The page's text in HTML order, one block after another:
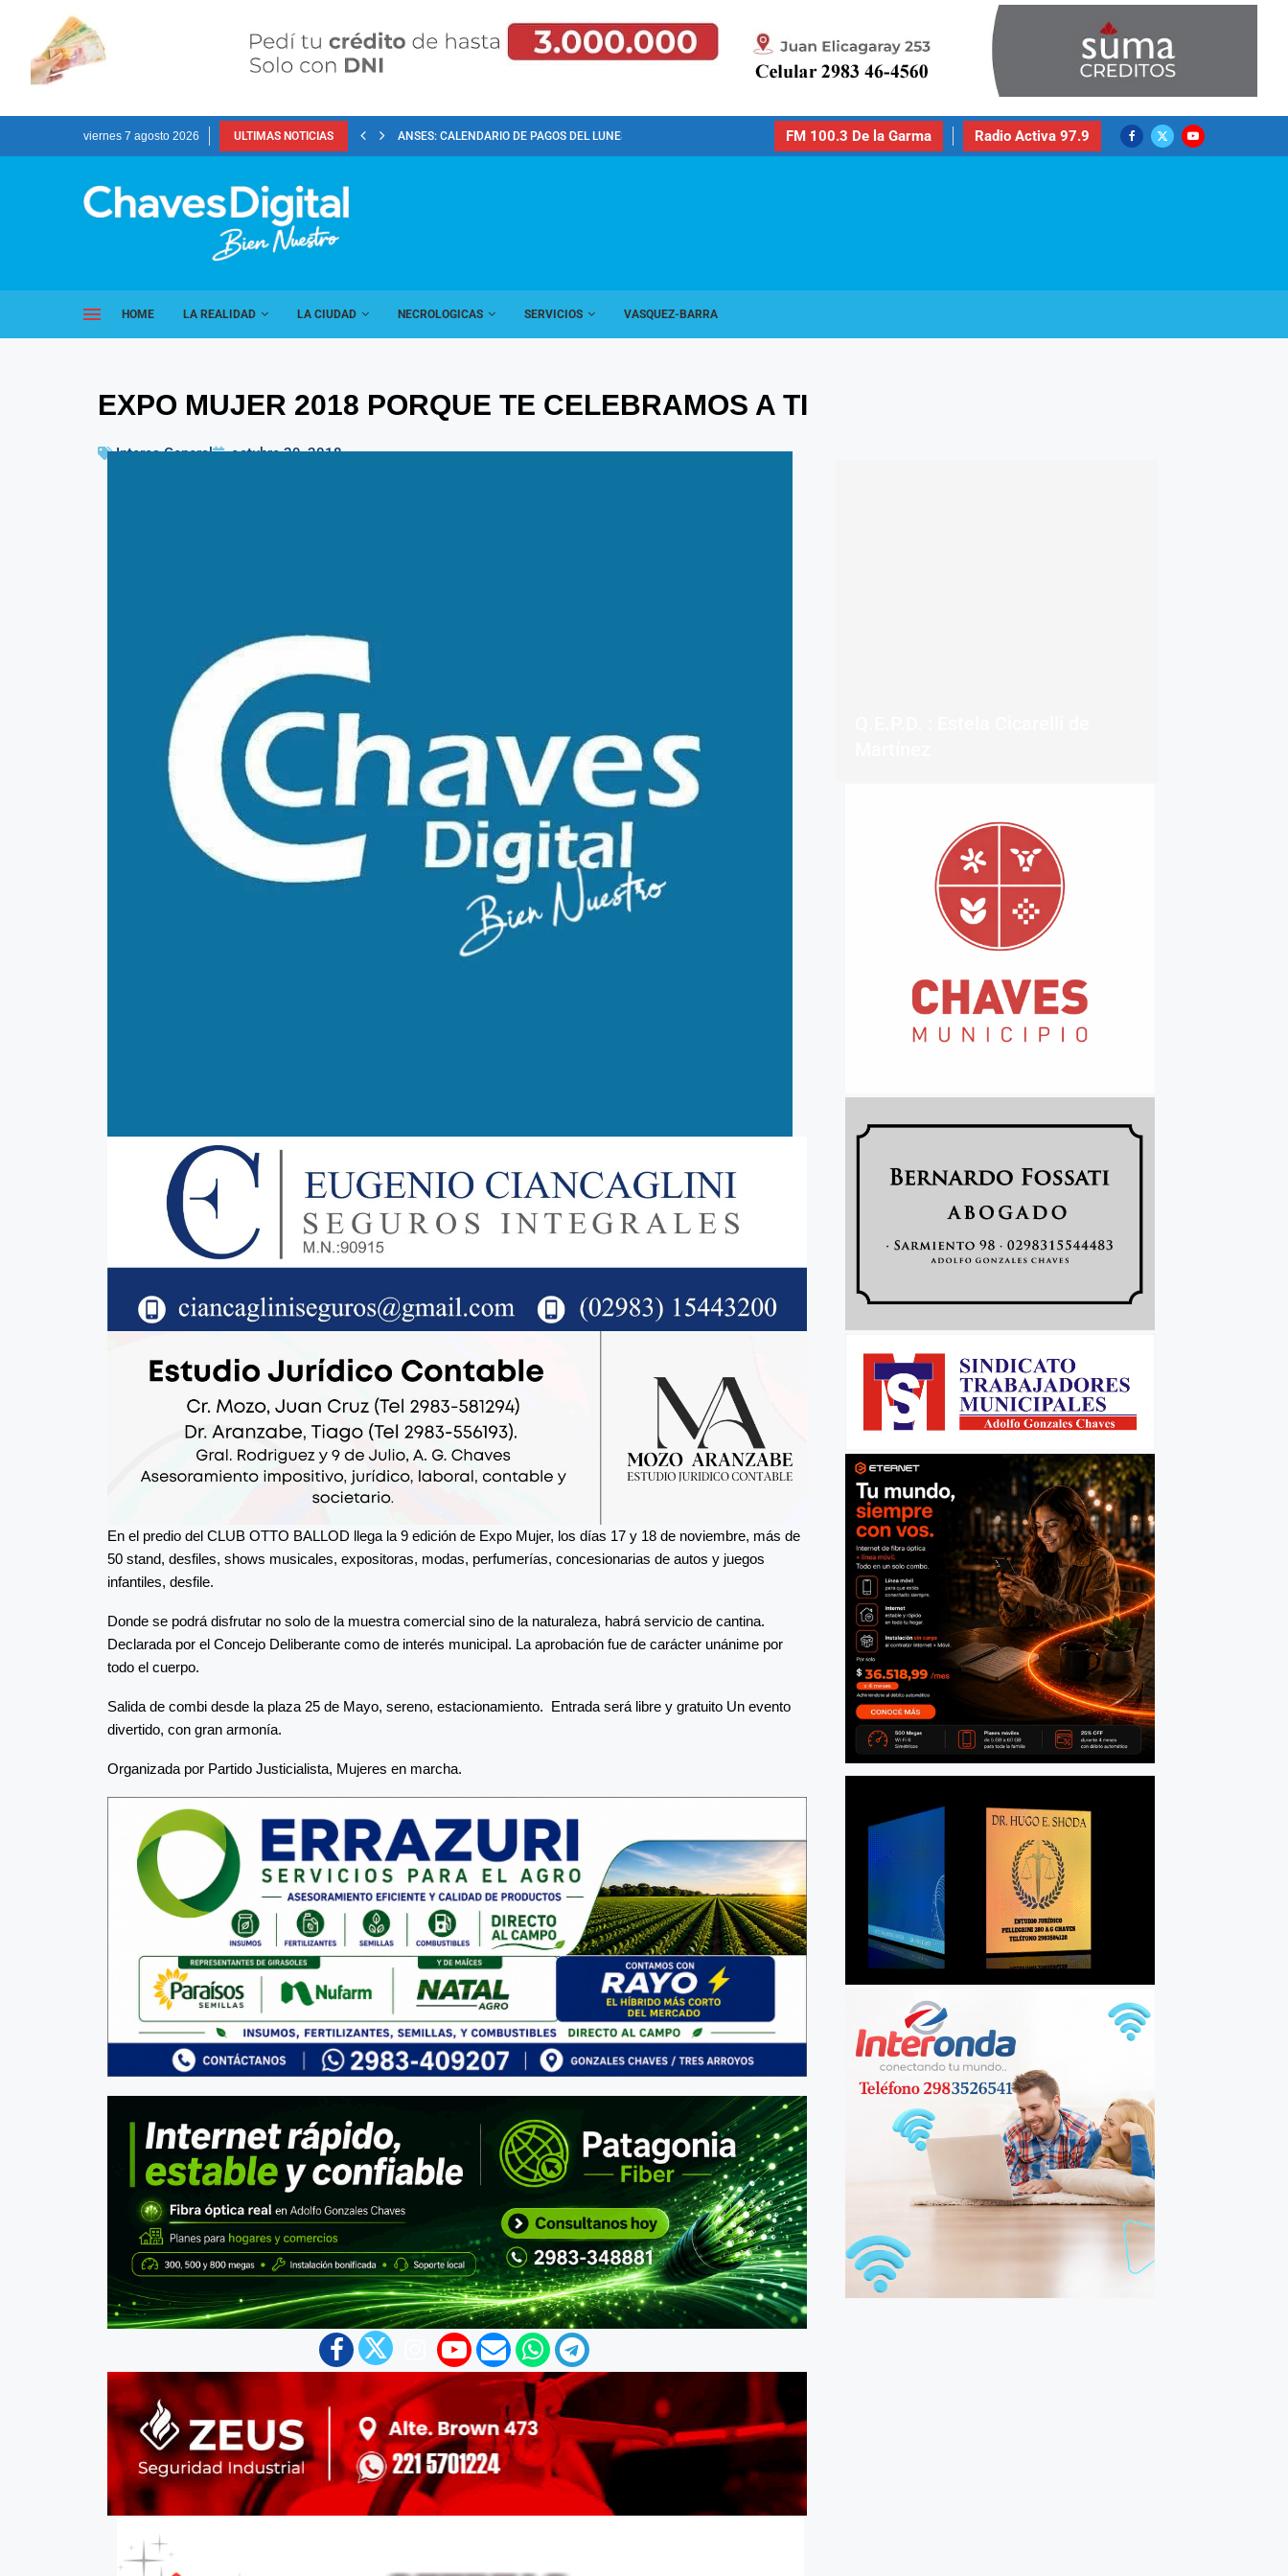
viernes 7 agosto 2026 ULTIMAS NOTICIAS ANSES: CALENDARIO DE PAGOS DEL LUNES 10 DE... FM 100.3 De la Garma Radio Activa 97.9
HOME LA REALIDAD LA CIUDAD NECROLOGICAS SERVICIOS VASQUEZ-BARRA
EXPO MUJER 2018 PORQUE TE CELEBRAMOS A TI
Interes General octubre 29, 2018
En el predio del CLUB OTTO BALLOD llega la 9 edición de Expo Mujer, los días 17 y 18 de noviembre, más de
50 stand, desfiles, shows musicales, expositoras, modas, perfumerías, concesionarias de autos y juegos
infantiles, desfile.
Donde se podrá disfrutar no solo de la muestra comercial sino de la naturaleza, habrá servicio de cantina.
Declarada por el Concejo Deliberante como de interés municipal. La aprobación fue de carácter unánime por
todo el cuerpo.
Salida de combi desde la plaza 25 de Mayo, sereno, estacionamiento. Entrada será libre y gratuito Un evento
divertido, con gran armonía.
Organizada por Partido Justicialista, Mujeres en marcha.